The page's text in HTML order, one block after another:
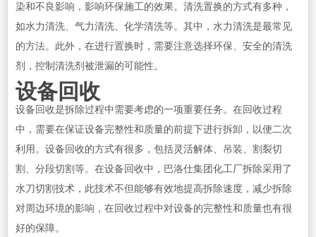
染和不良影响，影响环保施工的效果。清洗置换的方式有多种，
如水力清洗、气力清洗、化学清洗等。其中，水力清洗是最常见
的方法。此外，在进行置换时，需要注意选择环保、安全的清洗
剂，控制清洗剂被泄漏的可能性。
设备回收
设备回收是拆除过程中需要考虑的一项重要任务。在回收过程
中，需要在保证设备完整性和质量的前提下进行拆卸，以便二次
利用。设备回收的方式有很多，包括灵活解体、吊装、割裂切
割、分段切割等。在设备回收中，巴洛仕集团化工厂拆除采用了
水刀切割技术，此技术不但能够有效地提高拆除速度，减少拆除
对周边环境的影响，在回收过程中对设备的完整性和质量也有很
好的保障。